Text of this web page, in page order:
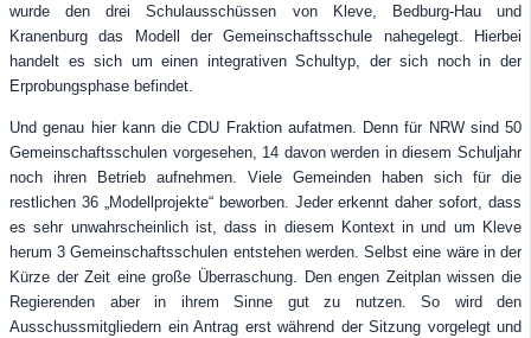
wurde den drei Schulausschüssen von Kleve, Bedburg-Hau und
Kranenburg das Modell der Gemeinschaftsschule nahegelegt. Hierbei
handelt es sich um einen integrativen Schultyp, der sich noch in der
Erprobungsphase befindet.
Und genau hier kann die CDU Fraktion aufatmen. Denn für NRW sind 50
Gemeinschaftsschulen vorgesehen, 14 davon werden in diesem Schuljahr
noch ihren Betrieb aufnehmen. Viele Gemeinden haben sich für die
restlichen 36 „Modellprojekte“ beworben. Jeder erkennt daher sofort, dass
es sehr unwahrscheinlich ist, dass in diesem Kontext in und um Kleve
herum 3 Gemeinschaftsschulen entstehen werden. Selbst eine wäre in der
Kürze der Zeit eine große Überraschung. Den engen Zeitplan wissen die
Regierenden aber in ihrem Sinne gut zu nutzen. So wird den
Ausschussmitgliedern ein Antrag erst während der Sitzung vorgelegt und